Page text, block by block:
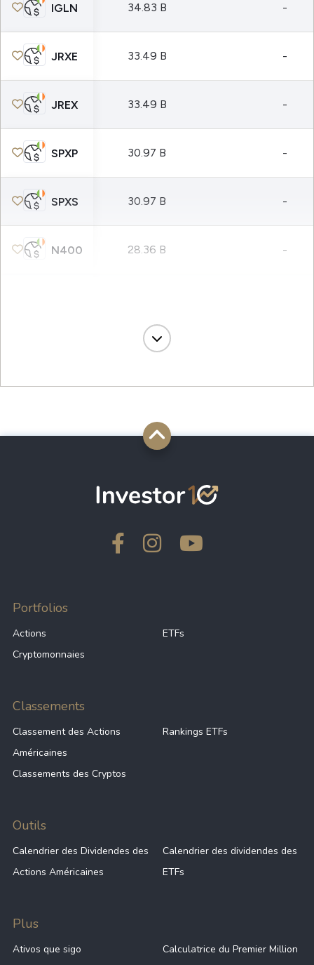
IGLN 34.83 B -
JRXE 33.49 B -
JREX 33.49 B -
SPXP 30.97 B -
SPXS 30.97 B -
N400 28.36 B -
27.90 B
26.70 B
26.02 B
23.94 B
23.78 B
EMIM 23.11 B
EGLN 20.66 B
Portfolios
Actions
ETFs
Cryptomonnaies
Classements
Classement des Actions
Américaines
Rankings ETFs
Classements des Cryptos
Outils
Calendrier des Dividendes des
Actions Américaines
Calendrier des dividendes des
ETFs
Plus
Ativos que sigo
Calculatrice du Premier Million